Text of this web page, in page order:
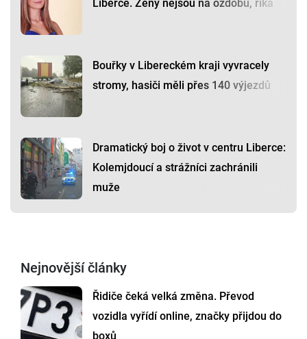
Liberce. Ženy nejsou na ozdobu, říká
Bouřky v Libereckém kraji vyvracely
stromy, hasiči měli přes 140 výjezdů
Dramatický boj o život v centru Liberce:
Kolemjdoucí a strážníci zachránili
muže
Nejnovější články
Řidiče čeká velká změna. Převod
vozidla vyřídí online, značky přijdou do
boxů